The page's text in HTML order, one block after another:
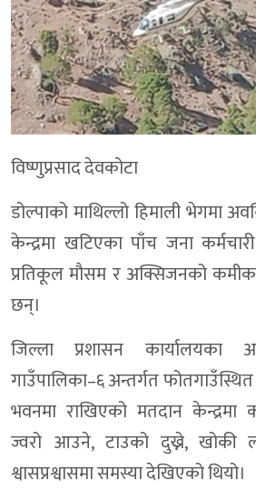
विष्णुप्रसाद देवकोटा
डोल्पाको माथिल्लो हिमाली भेगमा
केन्द्रमा खटिएका पाँच जना
प्रतिकूल मौसम र अक्सिजनको
छन्।
जिल्ला प्रशासन कार्यालयका
गाउँपालिका–६ अन्तर्गत
भवनमा राखिएको मतदान केन्द्रमा
ज्वरो आउने, टाउको दुख्ने, खोकी
श्वासप्रश्वासमा समस्या देखिएको थियो।